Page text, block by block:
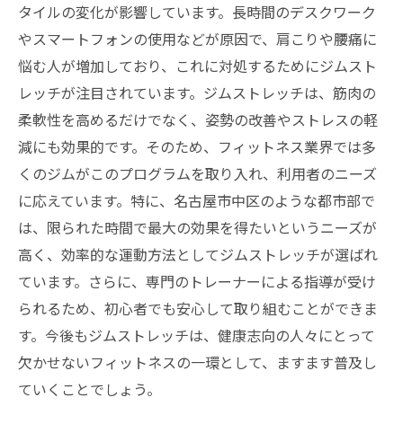
タイルの変化が影響しています。長時間のデスクワーク
やスマートフォンの使用などが原因で、肩こりや腰痛に
悩む人が増加しており、これに対処するためにジムスト
レッチが注目されています。ジムストレッチは、筋肉の
柔軟性を高めるだけでなく、姿勢の改善やストレスの軽
減にも効果的です。そのため、フィットネス業界では多
くのジムがこのプログラムを取り入れ、利用者のニーズ
に応えています。特に、名古屋市中区のような都市部で
は、限られた時間で最大の効果を得たいというニーズが
高く、効率的な運動方法としてジムストレッチが選ばれ
ています。さらに、専門のトレーナーによる指導が受け
られるため、初心者でも安心して取り組むことができま
す。今後もジムストレッチは、健康志向の人々にとって
欠かせないフィットネスの一環として、ますます普及し
ていくことでしょう。